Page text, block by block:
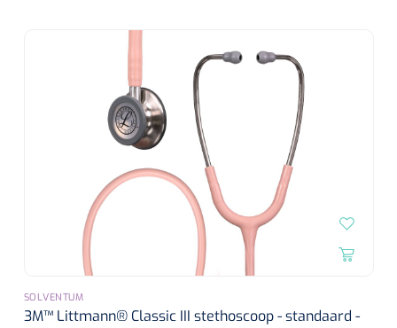
SOLVENTUM
3M™ Littmann® Classic III stethoscoop - standaard -